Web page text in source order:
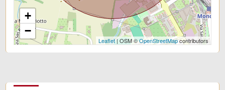
+
−
Leaflet| OSM ©OpenStreetMapcontributors